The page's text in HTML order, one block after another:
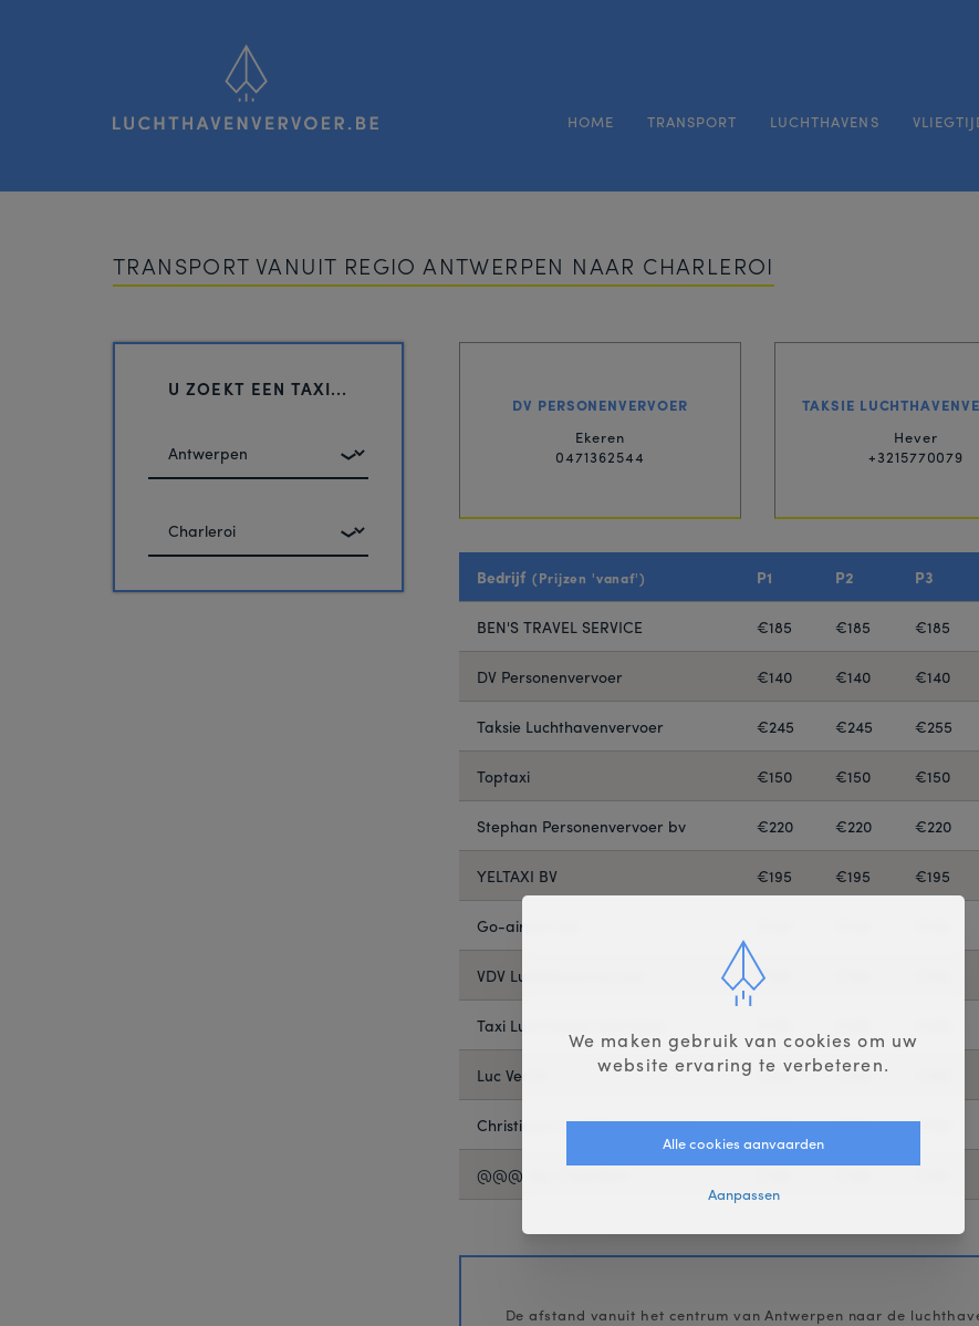
Luchthavenvervoer
HOME TRANSPORT LUCHTHAVENS
TRANSPORT VANUIT REGIO ANTWERPEN NAAR CHARLEROI
U ZOEKT EEN TAXI...
vertrekt
vanuit
vertrekt
naar
DV PERSONENVERVOER
Ekeren
0471362544
TAKSIE
Hever
+3215770079
Bedrijf (Prijzen 'vanaf') P1 P2 P3
BEN'S TRAVEL SERVICE €185 €185 €185
DV Personenvervoer €140 €140 €140
Taksie Luchthavenvervoer €245 €245 €255
Toptaxi €150 €150 €150
Stephan Personenvervoer bv €220 €220 €220
YELTAXI BV €195 €195 €195
Go-airport.be
VDV Luchthavenvervoer €160
Taxi Luchthaven Mechelen
Luc Veroft €160 €160
Christiaens Luchthavenvervoer €180 €180 €180
@@@ Vip-Chauffeur
De afstand vanuit het centrum van Antwerpen naar de
We maken gebruik van cookies om uw
website ervaring te verbeteren.
Alle cookies aanvaarden
Aanpassen